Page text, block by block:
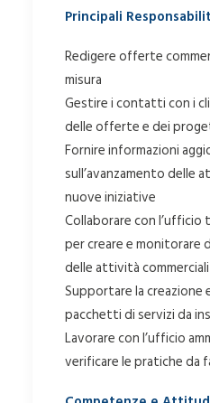
Principali
Redigere offerte
misura
Gestire i contatti con i
delle offerte e dei
Fornire informazioni
sull’avanzamento delle
nuove iniziative
Collaborare con l’ufficio
per creare e monitorare
delle attività commerciali
Supportare la creazione
pacchetti di servizi da
Lavorare con l’ufficio
verificare le pratiche da